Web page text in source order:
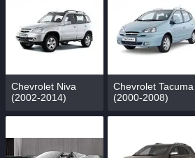
Chevrolet Niva
(2002-2014)
Chevrolet Tacuma
(2000-2008)